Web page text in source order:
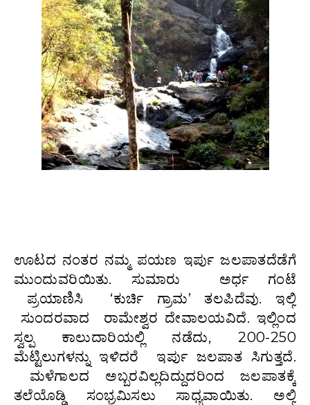
ಊಟದ ನಂತರ ನಮ್ಮ ಪಯಣ ಇರ್ಪು ಜಲಪಾತದೆಡೆಗೆ
ಮುಂದುವರಿಯಿತು. ಸುಮಾರು ಅರ್ಧ ಗಂಟೆ
ಪ್ರಯಾಣಿಸಿ ‘ಕುರ್ಚಿ ಗ್ರಾಮ’ ತಲಪಿದೆವು. ಇಲ್ಲಿ
ಸುಂದರವಾದ ರಾಮೇಶ್ವರ ದೇವಾಲಯವಿದೆ. ಇಲ್ಲಿಂದ
ಸ್ವಲ್ಪ ಕಾಲುದಾರಿಯಲ್ಲಿ ನಡೆದು, 200-250
ಮೆಟ್ಟಿಲುಗಳನ್ನು ಇಳಿದರೆ ಇರ್ಪು ಜಲಪಾತ ಸಿಗುತ್ತದೆ.
ಮಳೆಗಾಲದ ಅಬ್ಬರವಿಲ್ಲದಿದ್ದುದರಿಂದ ಜಲಪಾತಕ್ಕೆ
ತಲೆಯೊಡ್ಡಿ ಸಂಭ್ರಮಿಸಲು ಸಾಧ್ಯವಾಯಿತು. ಅಲ್ಲಿ